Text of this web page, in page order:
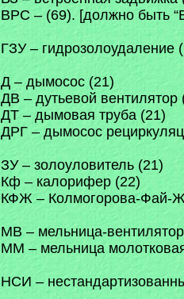
ВРС – (69). [должно быть
ГЗУ – гидрозолоудаление
Д – дымосос (21)
ДВ – дутьевой вентилятор
ДТ – дымовая труба (21)
ДРГ – дымосос
ЗУ – золоуловитель (21)
Кф – калорифер (22)
КФЖ – Колмогорова-Фай-
МВ – мельница-
ММ – мельница
НСИ –